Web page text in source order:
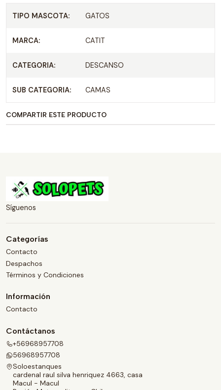
TIPO MASCOTA: GATOS
MARCA: CATIT
CATEGORIA: DESCANSO
SUB CATEGORIA: CAMAS
COMPARTIR ESTE PRODUCTO
Síguenos
Categorías
Contacto
Despachos
Términos y Condiciones
Información
Contacto
Contáctanos
+56968957708
56968957708
Soloestanques
cardenal raul silva henriquez 4663, casa
Macul - Macul